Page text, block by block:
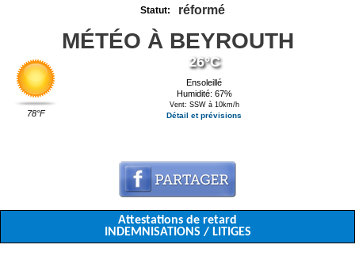
Statut: réformé
MÉTÉO À BEYROUTH
78°F
26°C
Ensoleillé
Humidité: 67%
Vent: SSW à 10km/h
Détail et prévisions
Attestations de retard
INDEMNISATIONS / LITIGES